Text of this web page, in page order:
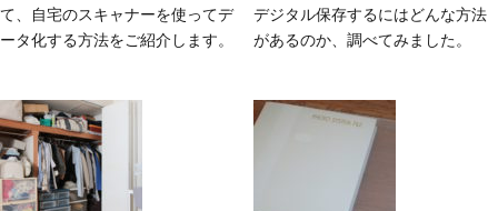
て、自宅のスキャナーを使ってデ
ータ化する方法をご紹介します。
デジタル保存するにはどんな方法
があるのか、調べてみました。